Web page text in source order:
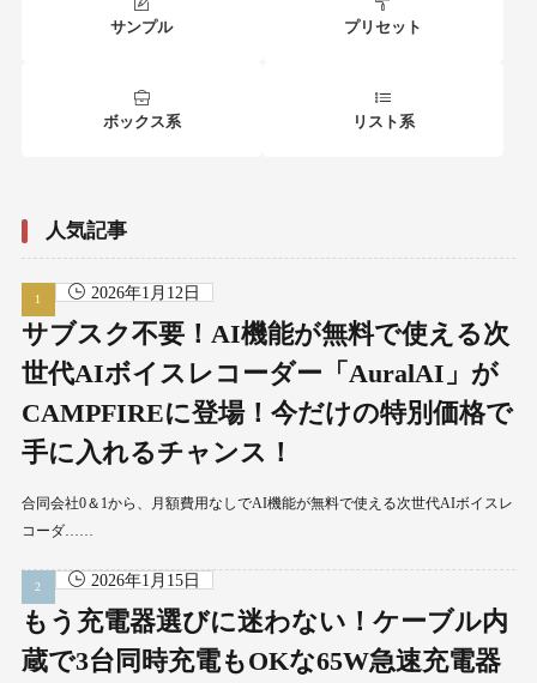
サンプル プリセット
ボックス系 リスト系
人気記事
2026年1月12日
サブスク不要！AI機能が無料で使える次
世代AIボイスレコーダー「AuralAI」が
CAMPFIREに登場！今だけの特別価格で
手に入れるチャンス！
合同会社0＆1から、月額費用なしでAI機能が無料で使える次世代AIボイスレ
コーダ……
2026年1月15日
もう充電器選びに迷わない！ケーブル内
蔵で3台同時充電もOKな65W急速充電器